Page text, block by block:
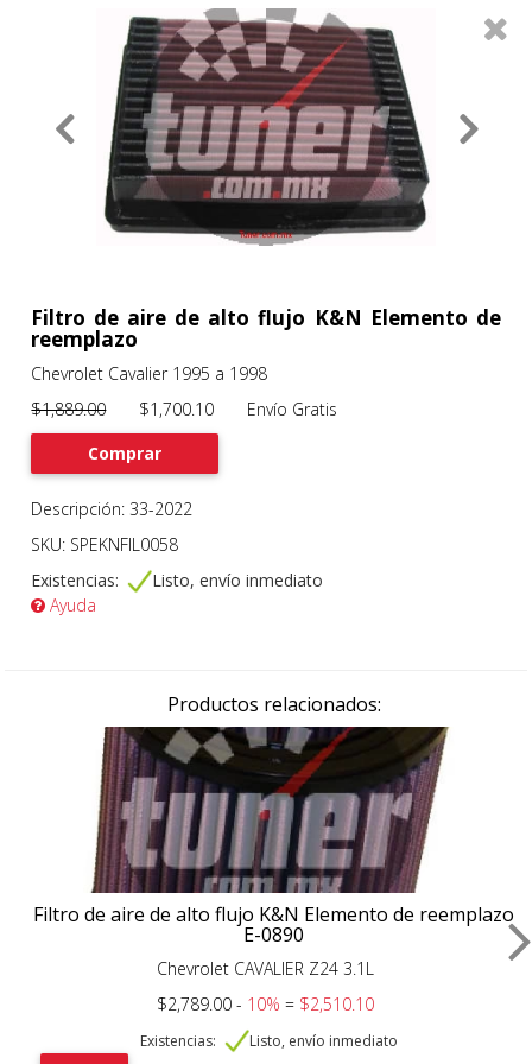
About
Services
Clients
Productos Filtros 0
Previous
Filtro de aire de alto flujo K&N Elemento de
reemplazo
Chevrolet Cavalier 1995 a 1998
$1,889.00$1,700.10 Envío Gratis
Comprar
Descripción: 33-2022
SKU: SPEKNFIL0058
Existencias:
Listo, envío inmediato
Ayuda
Productos relacionados:
Filtro de aire de alto flujo K&N Elemento de reemplazo
E-0890
Chevrolet CAVALIER Z24 3.1L
$2,789.00 - 10%= $2,510.10
Existencias: Listo, envío inmediato